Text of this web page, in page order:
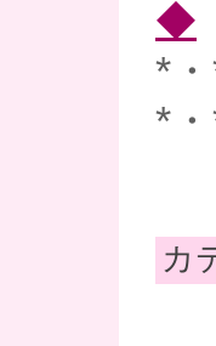
◆
*
*・
カ